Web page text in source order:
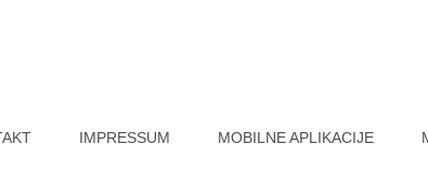
IMPRESSUM MOBILNE APLIKACIJE